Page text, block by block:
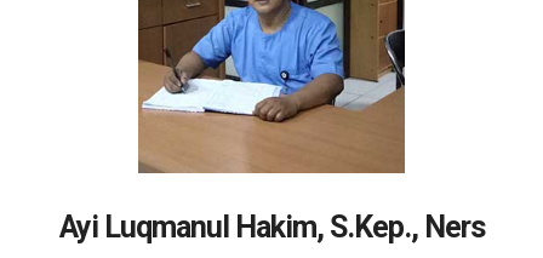
Ayi Luqmanul Hakim, S.Kep., Ners